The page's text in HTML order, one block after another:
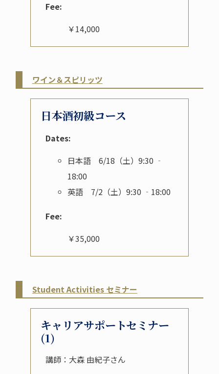
Fee:
￥14,000
ワイン＆スピリッツ
日本酒初級コース
Dates:
日本語 6/18（土）9:30 ‐
18:00
英語 7/2（土）9:30 ‐18:00
Fee:
￥35,000
Student Activities セミナー
キャリアサポートセミナー
(1)
講師：大森 由紀子さん